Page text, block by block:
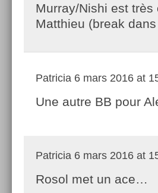
Murray/Nishi est
Matthieu (break
Patricia 6 mars 2016 at
Une autre BB pour
Patricia 6 mars 2016 at
Rosol met un ace…